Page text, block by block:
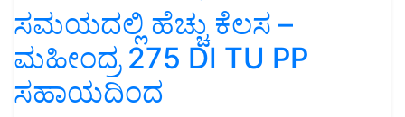
ಸಮಯದಲ್ಲಿ ಹೆಚ್ಚು ಕೆಲಸ –
ಮಹೀಂದ್ರ 275 DI TU PP
ಸಹಾಯದಿಂದ